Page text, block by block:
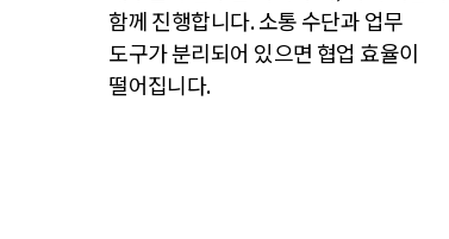
함께 진행합니다. 소통 수단과 업무
도구가 분리되어 있으면 협업 효율이
떨어집니다.